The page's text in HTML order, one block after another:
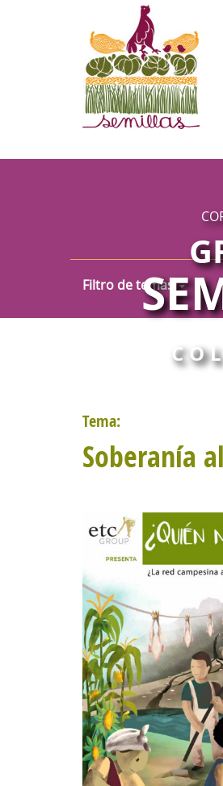
Filtro de temas
Tema:
Soberanía